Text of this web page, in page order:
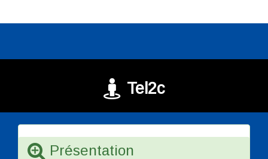
Tel2c
Présentation